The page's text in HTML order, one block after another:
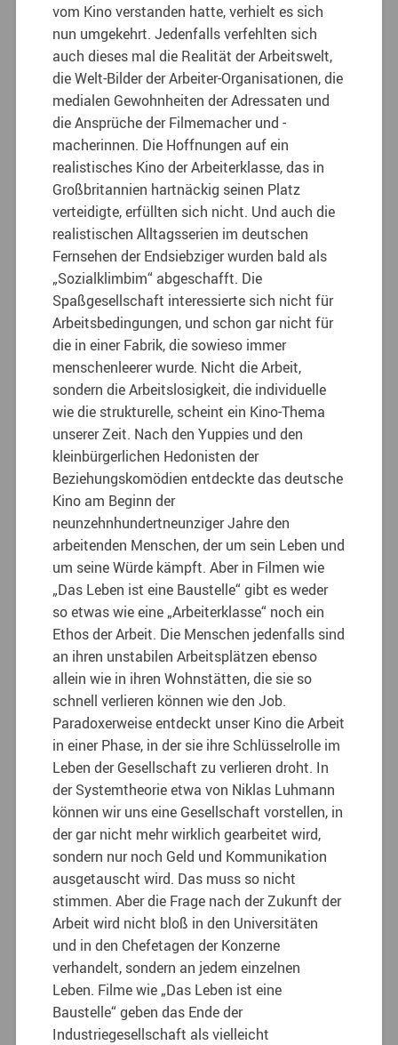
vom Kino verstanden hatte, verhielt es sich
nun umgekehrt. Jedenfalls verfehlten sich
auch dieses mal die Realität der Arbeitswelt,
die Welt-Bilder der Arbeiter-Organisationen, die
medialen Gewohnheiten der Adressaten und
die Ansprüche der Filmemacher und -
macherinnen. Die Hoffnungen auf ein
realistisches Kino der Arbeiterklasse, das in
Großbritannien hartnäckig seinen Platz
verteidigte, erfüllten sich nicht. Und auch die
realistischen Alltagsserien im deutschen
Fernsehen der Endsiebziger wurden bald als
„Sozialklimbim“ abgeschafft. Die
Spaßgesellschaft interessierte sich nicht für
Arbeitsbedingungen, und schon gar nicht für
die in einer Fabrik, die sowieso immer
menschenleerer wurde. Nicht die Arbeit,
sondern die Arbeitslosigkeit, die individuelle
wie die strukturelle, scheint ein Kino-Thema
unserer Zeit. Nach den Yuppies und den
kleinbürgerlichen Hedonisten der
Beziehungskomödien entdeckte das deutsche
Kino am Beginn der
neunzehnhundertneunziger Jahre den
arbeitenden Menschen, der um sein Leben und
um seine Würde kämpft. Aber in Filmen wie
„Das Leben ist eine Baustelle“ gibt es weder
so etwas wie eine „Arbeiterklasse“ noch ein
Ethos der Arbeit. Die Menschen jedenfalls sind
an ihren unstabilen Arbeitsplätzen ebenso
allein wie in ihren Wohnstätten, die sie so
schnell verlieren können wie den Job.
Paradoxerweise entdeckt unser Kino die Arbeit
in einer Phase, in der sie ihre Schlüsselrolle im
Leben der Gesellschaft zu verlieren droht. In
der Systemtheorie etwa von Niklas Luhmann
können wir uns eine Gesellschaft vorstellen, in
der gar nicht mehr wirklich gearbeitet wird,
sondern nur noch Geld und Kommunikation
ausgetauscht wird. Das muss so nicht
stimmen. Aber die Frage nach der Zukunft der
Arbeit wird nicht bloß in den Universitäten
und in den Chefetagen der Konzerne
verhandelt, sondern an jedem einzelnen
Leben. Filme wie „Das Leben ist eine
Baustelle“ geben das Ende der
Industriegesellschaft als vielleicht